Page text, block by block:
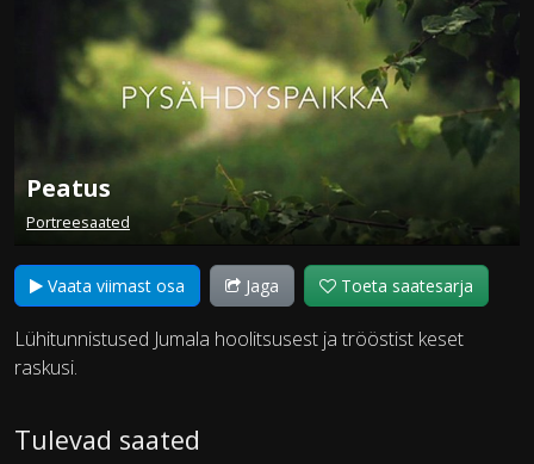
Peatus
Portreesaated
Vaata viimast osa Jaga Toeta saatesarja
Lühitunnistused Jumala hoolitsusest ja trööstist keset
raskusi.
Tulevad saated